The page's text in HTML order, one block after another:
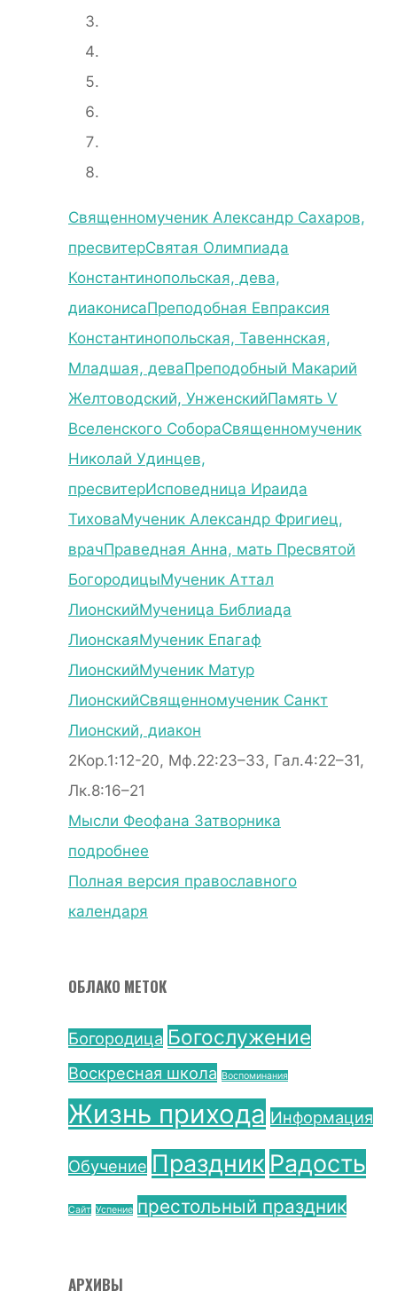
Священномученик Александр Сахаров,
пресвитерСвятая Олимпиада
Константинопольская, дева,
диаконисаПреподобная Евпраксия
Константинопольская, Тавеннская,
Младшая, деваПреподобный Макарий
Желтоводский, УнженскийПамять V
Вселенского СобораСвященномученик
Николай Удинцев,
пресвитерИсповедница Ираида
ТиховаМученик Александр Фригиец,
врачПраведная Анна, мать Пресвятой
БогородицыМученик Аттал
ЛионскийМученица Библиада
ЛионскаяМученик Епагаф
ЛионскийМученик Матур
ЛионскийСвященномученик Санкт
Лионский, диакон
2Кор.1:12-20, Мф.22:23–33, Гал.4:22–31,
Лк.8:16–21
Мысли Феофана Затворника
подробнее
Полная версия православного
календаря
ОБЛАКО МЕТОК
Богородица Богослужение
Воскресная школа Воспоминания
Жизнь прихода Информация
Обучение Праздник Радость
Сайт Успение престольный праздник
АРХИВЫ